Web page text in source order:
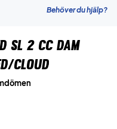
Behöver du hjälp?
SL 2 CC Dam
Cloud